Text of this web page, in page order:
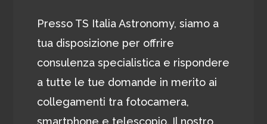
Presso TS Italia Astronomy, siamo a
tua disposizione per offrire
consulenza specialistica e rispondere
a tutte le tue domande in merito ai
collegamenti tra fotocamera,